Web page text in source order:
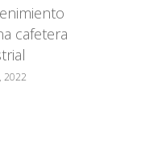
cafetera
2022